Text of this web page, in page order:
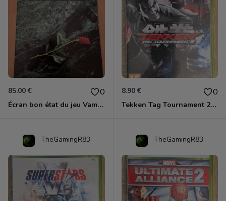
85.00 € 0
Écran bon état du jeu Vampire et livre de règles « la mascarade » état d’usage
8.90 € 0
Tekken Tag Tournament 2 Xbox 360
TheGamingR83 TheGamingR83